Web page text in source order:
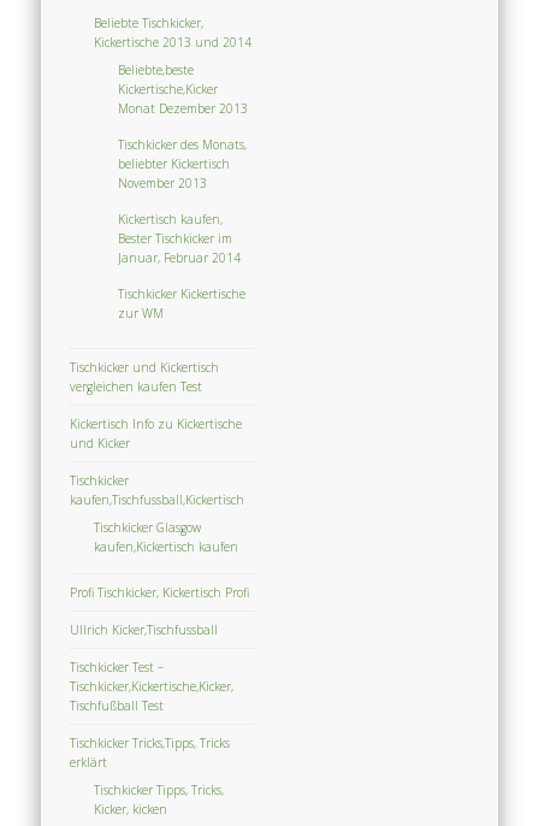
Beliebte Tischkicker,
Kickertische 2013 und 2014
Beliebte,beste
Kickertische,Kicker
Monat Dezember 2013
Tischkicker des Monats,
beliebter Kickertisch
November 2013
Kickertisch kaufen,
Bester Tischkicker im
Januar, Februar 2014
Tischkicker Kickertische
zur WM
Tischkicker und Kickertisch
vergleichen kaufen Test
Kickertisch Info zu Kickertische
und Kicker
Tischkicker
kaufen,Tischfussball,Kickertisch
Tischkicker Glasgow
kaufen,Kickertisch kaufen
Profi Tischkicker, Kickertisch Profi
Ullrich Kicker,Tischfussball
Tischkicker Test –
Tischkicker,Kickertische,Kicker,
Tischfußball Test
Tischkicker Tricks,Tipps, Tricks
erklärt
Tischkicker Tipps, Tricks,
Kicker, kicken